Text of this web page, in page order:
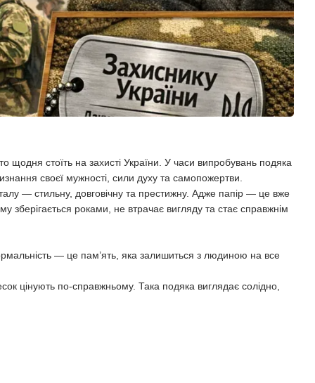
щодня стоїть на захисті України. У часи випробувань подяка
своєї мужності, сили духу та самопожертви.
— стильну, довговічну та престижну. Адже папір — це вже
зберігається роками, не втрачає вигляду та стає справжнім
— це пам’ять, яка залишиться з людиною на все
цінують по-справжньому. Така подяка виглядає солідно,